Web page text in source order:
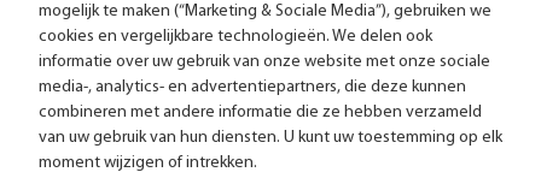
Advies op maat
Meer dan 25.000 lampen op voorraad
4.57 uit 2853 reviews
mogelijk te maken (“Marketing & Sociale Media”), gebruiken we
cookies en vergelijkbare technologieën. We delen ook
informatie over uw gebruik van onze website met onze sociale
media-, analytics- en advertentiepartners, die deze kunnen
combineren met andere informatie die ze hebben verzameld
van uw gebruik van hun diensten. U kunt uw toestemming op elk
moment wijzigen of intrekken.